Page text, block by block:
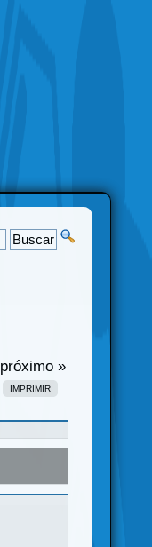
próximo »
IMPRIMIR